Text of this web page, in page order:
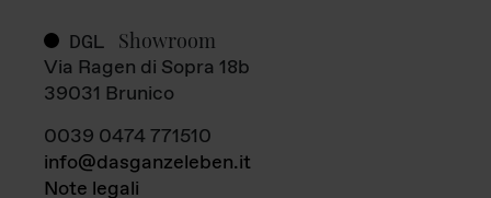
DGL Showroom
Via Ragen di Sopra 18b
39031 Brunico
0039 0474 771510
info@dasganzeleben.it
Note legali